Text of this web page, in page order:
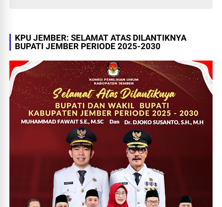
KPU JEMBER: SELAMAT ATAS DILANTIKNYA
BUPATI JEMBER PERIODE 2025-2030